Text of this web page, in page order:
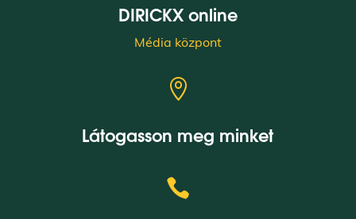
DIRICKX online
Média központ

Látogasson meg minket
